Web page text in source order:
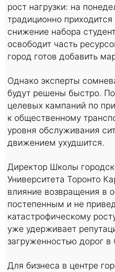
рост нагрузки: на
традиционно
снижение набора
освободит часть
город готов добавить
Однако эксперты
будут решены быстро.
целевых кампаний по
к общественному
уровня обслуживания
движением ухудшится.
Директор Школы
Университета Торонто
влияние возвращения в
постепенным и не
катастрофическому
уже удерживает
загруженностью дорог
Для бизнеса в центре